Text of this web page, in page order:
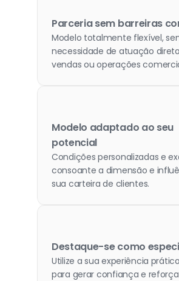
Parceria sem barreiras
Modelo totalmente flexível,
necessidade de atuação
vendas ou operações
Modelo adaptado ao seu
potencial
Condições personalizadas e
consoante a dimensão e
sua carteira de clientes.
Destaque-se como
Utilize a sua experiência
para gerar confiança e